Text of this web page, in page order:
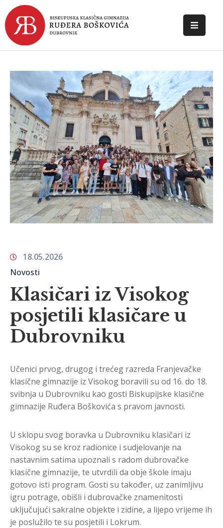
POČETNA
ŠKOLI
DOKUMENTI
NOVOSTI
KONTAKT
18.05.2026
Novosti
Klasičari iz Visokog
posjetili klasičare u
Dubrovniku
Učenici prvog, drugog i trećeg razreda Franjevačke
klasične gimnazije iz Visokog boravili su od 16. do 18.
svibnja u Dubrovniku kao gosti Biskupijske klasične
gimnazije Ruđera Boškovića s pravom javnosti.
U sklopu svog boravka u Dubrovniku klasičari iz
Visokog su se kroz radionice i sudjelovanje na
nastavnim satima upoznali s radom dubrovačke
klasične gimnazije, te utvrdili da obje škole imaju
gotovo isti program. Gosti su također, uz zanimljivu
igru potrage, obišli i dubrovačke znamenitosti
uključujući sakralne objekte i zidine, a lijepo vrijeme ih
je poslužilo te su posjetili i Lokrum.